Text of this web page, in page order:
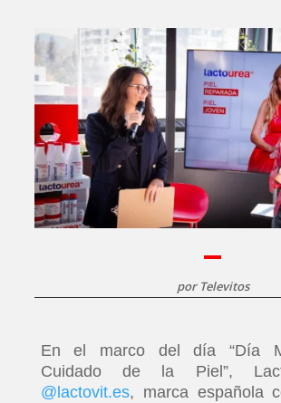
por Televitos
En el marco del día “Día
Cuidado de la Piel”,
@lactovit.es, marca española